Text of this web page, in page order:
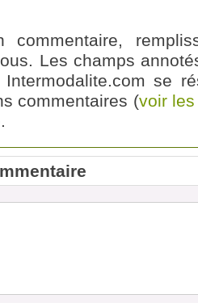
commentaire,
Les champs
Intermodalite.com se
commentaires (voir